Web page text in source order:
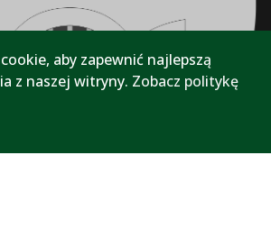
aby zapewnić najlepszą
z naszej witryny. Zobacz politykę